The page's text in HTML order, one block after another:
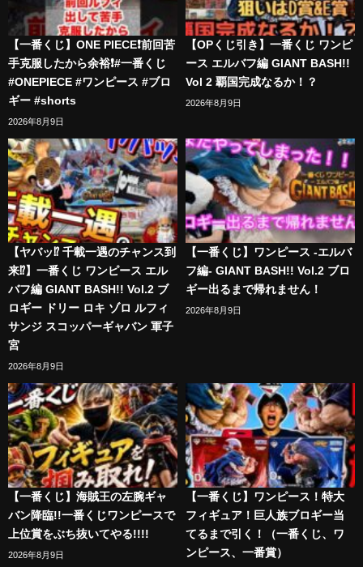
【一番くじ】ONE PIECE❗️前回苦
手克服したから余裕❗️#一番くじ
#ONEPIECE #ワンピース #ブロ
ギー #shorts
2026年8月9日
【OPくじ引き】一番くじ ワンピ
ース エルバフ編 GIANT BASH!!
Vol 2 覇国完成なるか！？
2026年8月9日
【ヤバッ⁉︎ 千載一遇のチャンス到
来⁉︎】一番くじ ワンピース エル
バフ編 GIANT BASH!! Vol.2 ブ
ロギー ドリー ロキ ゾロ ルフィ
サンジ スコッパーギャバン 軍子
宮
2026年8月9日
【一番くじ】ワンピース -エルバ
フ編- GIANT BASH!! Vol.2 ブロ
ギー出るまで帰れません！
2026年8月9日
【一番くじ】海賊王の左腕ギャ
バン降臨!!一番くじワンピースで
上位賞をぶち抜いてやる!!!!
2026年8月9日
【一番くじ】ワンピース！特大
フィギュア！巨人族ブロギー当
てるまで引く！（一番くじ、ワ
ンピース、一番賞）